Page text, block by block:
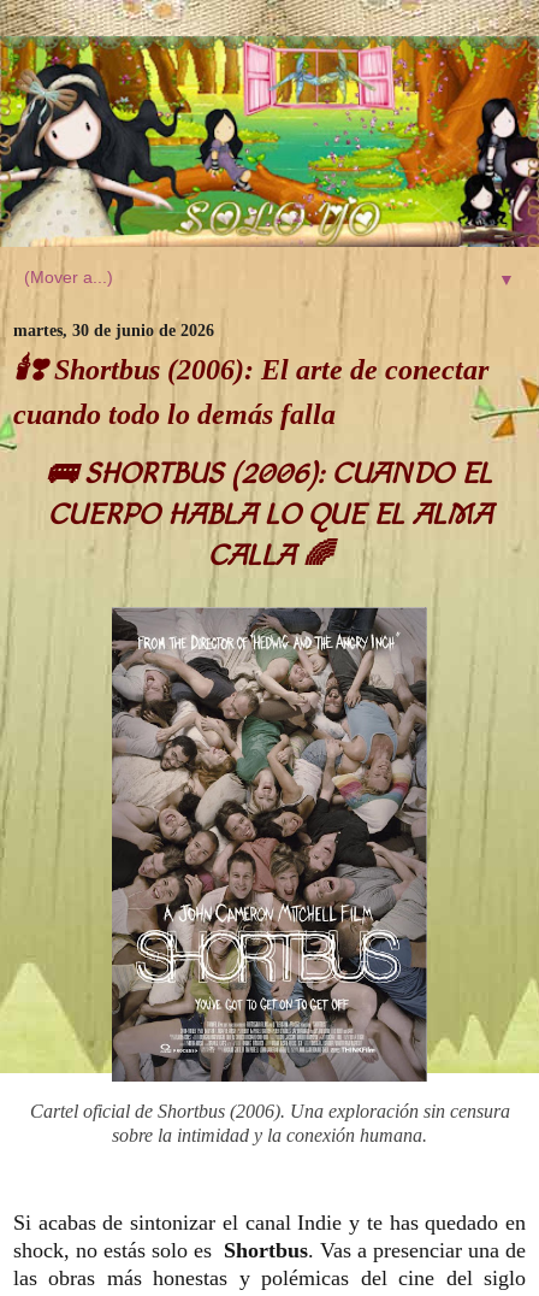
▼
martes, 30 de junio de 2026
🕯️❣️ Shortbus (2006): El arte de conectar
cuando todo lo demás falla
🚌 SHORTBUS (2006): CUANDO EL
CUERPO HABLA LO QUE EL ALMA
CALLA 🌈
Cartel oficial de Shortbus (2006). Una exploración sin censura
sobre la intimidad y la conexión humana.
Si acabas de sintonizar el canal Indie y te has quedado en
shock, no estás solo es Shortbus. Vas a presenciar una de
las obras más honestas y polémicas del cine del siglo